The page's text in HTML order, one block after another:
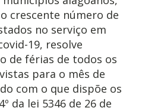
crescente número de
no serviço em
19, resolve
de férias de todos os
para o mês de
com o que dispõe os
da lei 5346 de 26 de